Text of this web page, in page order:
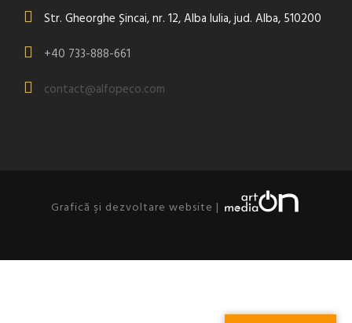
Str. Gheorghe Șincai, nr. 12, Alba Iulia, jud. Alba, 510200
+40 733-888-661
contact@alfopeco.com
Grafică şi dezvoltare website |